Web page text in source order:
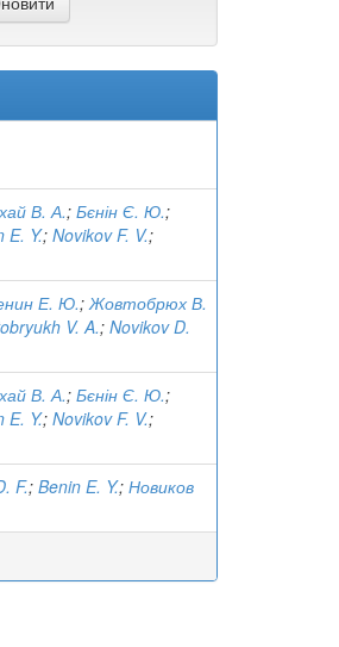
В. А.; Бєнін Є. Ю.;
E. Y.; Novikov F. V.;
Е. Ю.;Жовтобрюх В.
V. A.; Novikov D.
В. А.; Бєнін Є. Ю.;
E. Y.; Novikov F. V.;
F.; Benin E. Y.; Новиков